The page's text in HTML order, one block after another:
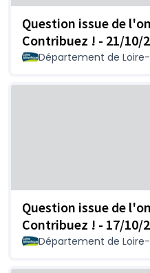
Question issue de
Contribuez ! - 21/10/
Département de
Question issue de
Contribuez ! - 17/10/
Département de